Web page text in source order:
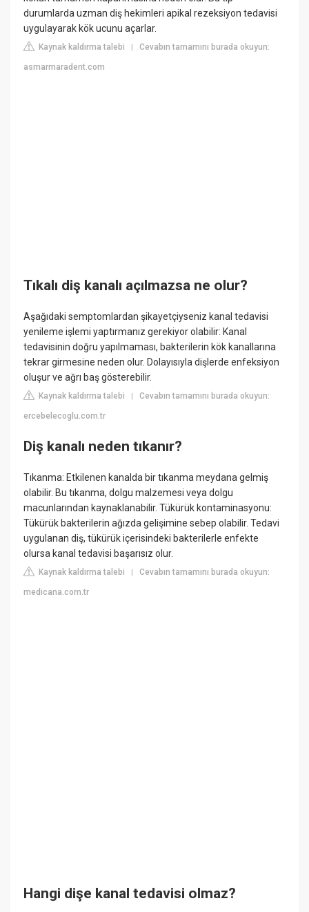
durumlarda uzman diş hekimleri apikal rezeksiyon tedavisi
uygulayarak kök ucunu açarlar.
Kaynak kaldırma talebi |Cevabın tamamını burada okuyun:
asmarmaradent.com
Tıkalı diş kanalı açılmazsa ne olur?
Aşağıdaki semptomlardan şikayetçiyseniz kanal tedavisi
yenileme işlemi yaptırmanız gerekiyor olabilir: Kanal
tedavisinin doğru yapılmaması, bakterilerin kök kanallarına
tekrar girmesine neden olur. Dolayısıyla dişlerde enfeksiyon
oluşur ve ağrı baş gösterebilir.
Kaynak kaldırma talebi |Cevabın tamamını burada okuyun:
ercebelecoglu.com.tr
Diş kanalı neden tıkanır?
Tıkanma: Etkilenen kanalda bir tıkanma meydana gelmiş
olabilir. Bu tıkanma, dolgu malzemesi veya dolgu
macunlarından kaynaklanabilir. Tükürük kontaminasyonu:
Tükürük bakterilerin ağızda gelişimine sebep olabilir. Tedavi
uygulanan diş, tükürük içerisindeki bakterilerle enfekte
olursa kanal tedavisi başarısız olur.
Kaynak kaldırma talebi |Cevabın tamamını burada okuyun:
medicana.com.tr
Hangi dişe kanal tedavisi olmaz?